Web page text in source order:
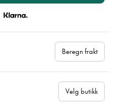
Beregn frakt
Velg butikk